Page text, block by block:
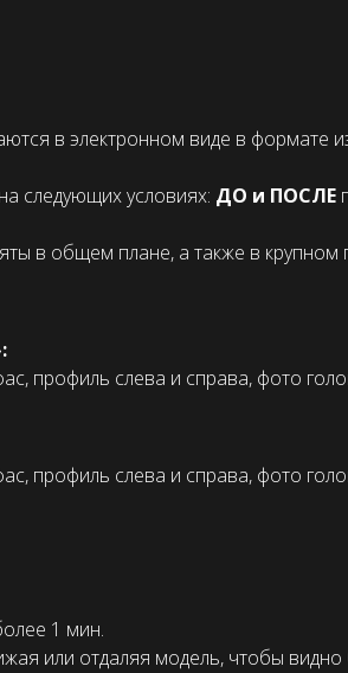
в электронном виде в формате
следующих условиях: ДО и ПОСЛЕ
в общем плане, а также в крупном
профиль слева и справа, фото
профиль слева и справа, фото
1 мин.
или отдаляя модель, чтобы